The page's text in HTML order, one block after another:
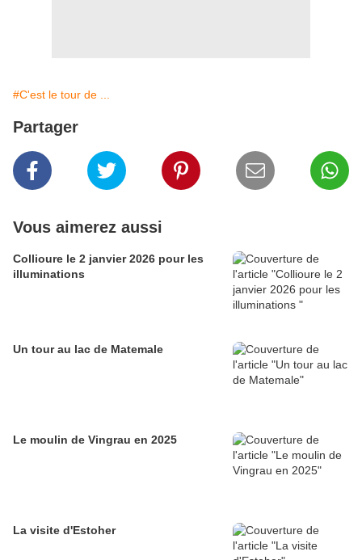
#C'est le tour de ...
Partager
Vous aimerez aussi
Collioure le 2 janvier 2026 pour les
illuminations
Un tour au lac de Matemale
Le moulin de Vingrau en 2025
La visite d'Estoher